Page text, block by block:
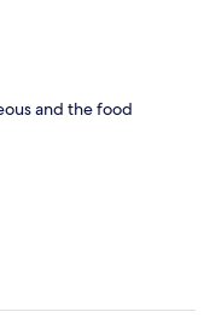
and the food